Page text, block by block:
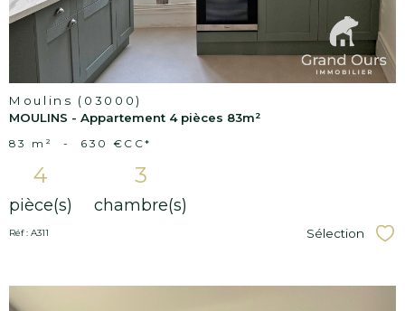
Moulins (03000)
MOULINS - Appartement 4 pièces 83m²
83 m² - 630 € CC*
4
pièce(s)
3
chambre(s)
Réf : A311 Sélection